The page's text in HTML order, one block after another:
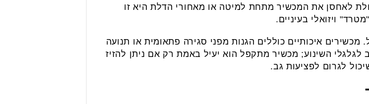
לאחסן את המכשיר מתחת למיטה או מאחורי הדלת היא זו
ויזואלי בעיניים.
איכותיים כוללים הגנות מפני סגירה פתאומית או תנועה
השינוע; מכשיר מתקפל הוא יעיל באמת רק אם ניתן להזיז
לגרום לפציעות גב.